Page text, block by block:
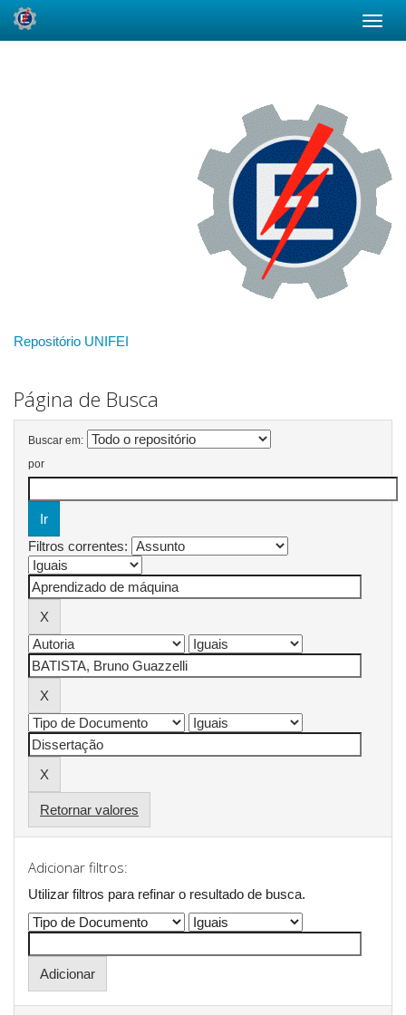
Repositório UNIFEI
Página de Busca
Buscar em:
por
Filtros correntes:
Retornar valores
Adicionar filtros:
Utilizar filtros para refinar o resultado de busca.